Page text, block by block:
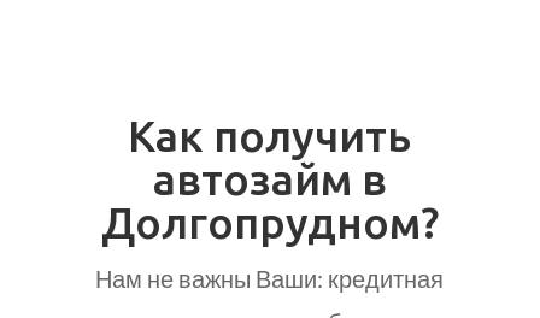
Как получить
автозайм в
Долгопрудном?
Нам не важны Ваши: кредитная